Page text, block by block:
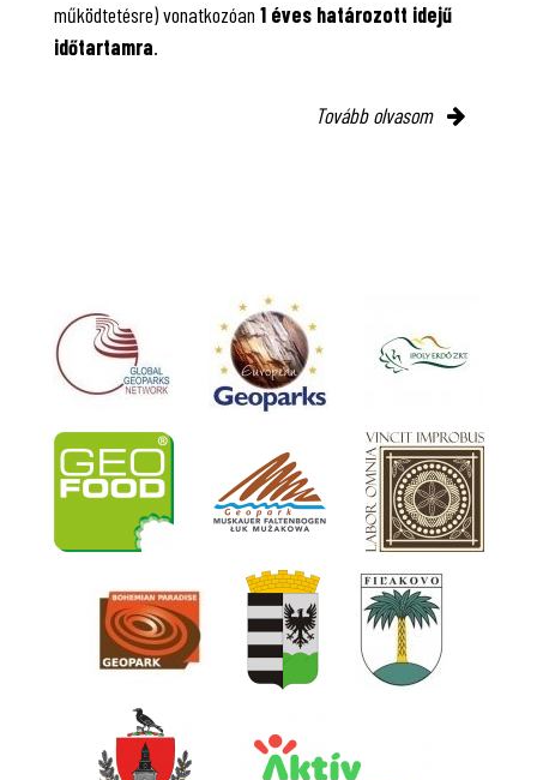
működtetésre) vonatkozóan 1 éves határozott idejű
időtartamra.
Tovább olvasom